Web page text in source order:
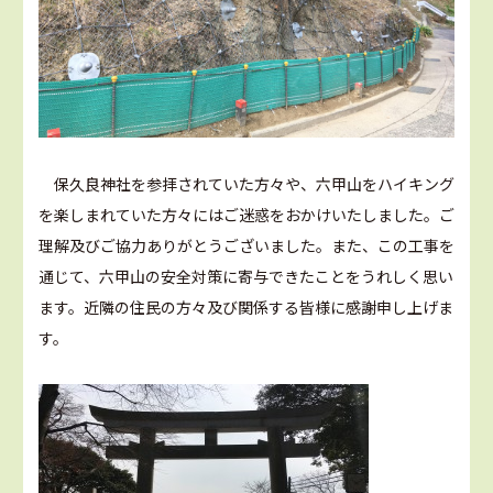
保久良神社を参拝されていた方々や、六甲山をハイキング
を楽しまれていた方々にはご迷惑をおかけいたしました。ご
理解及びご協力ありがとうございました。また、この工事を
通じて、六甲山の安全対策に寄与できたことをうれしく思い
ます。近隣の住民の方々及び関係する皆様に感謝申し上げま
す。